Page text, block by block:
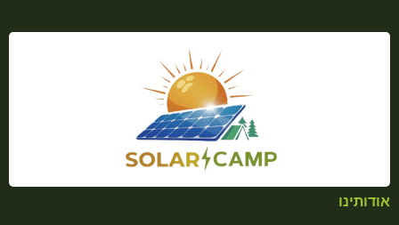
אודותינו